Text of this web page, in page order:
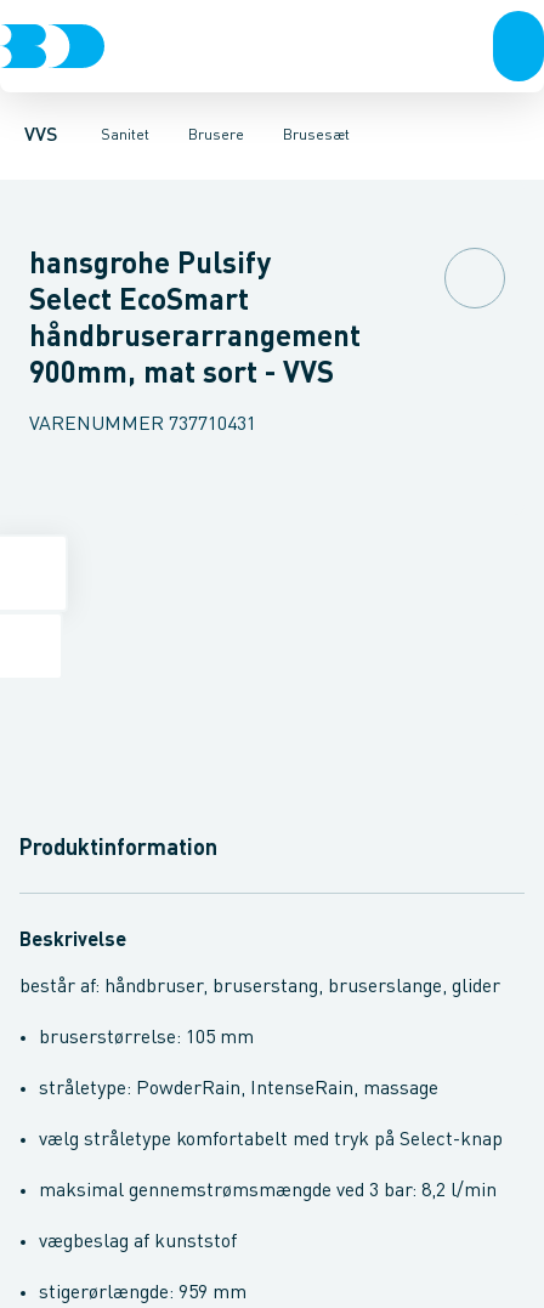
VVS Sanitet
Rør & fittingsPressfittings & rørKuglehaner & ventiler
Brusere
Toiletter, sæder og cisterner VaskeArmaturer
Brusesæt
HåndbrusereBruseslanger BrusesætBrusestænger
hansgrohe Pulsify
Select EcoSmart
håndbruserarrangement
900mm, mat sort - VVS
VARENUMMER 737710431
Produktinformation
Beskrivelse
består af: håndbruser, bruserstang, bruserslange, glider
bruserstørrelse: 105 mm
stråletype: PowderRain, IntenseRain, massage
vælg stråletype komfortabelt med tryk på Select-knap
maksimal gennemstrømsmængde ved 3 bar: 8,2 l/min
vægbeslag af kunststof
stigerørlængde: 959 mm